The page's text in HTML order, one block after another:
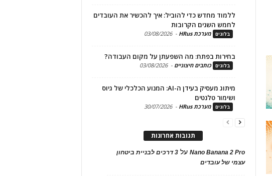
ללמוד מחדש כדי להוביל: איך להכשיר את העובדים
לחמש השנים הקרובות
בלוגים מערכת HRus -
03/08/2026
בחירות בפתח: מה השפעתן על מקום העבודה?
בלוגים כותבים חיצוניים -
03/08/2026
מיתוג מעסיק בעידן ה-AI: המנוע הכלכלי של גיוס
ושימור טלנטים
בלוגים מערכת HRus -
30/07/2026
תגובות אחרונות
Nano Banana 2 Proעל 3 דרכים לבניית ביטחון
עצמי של עובדים